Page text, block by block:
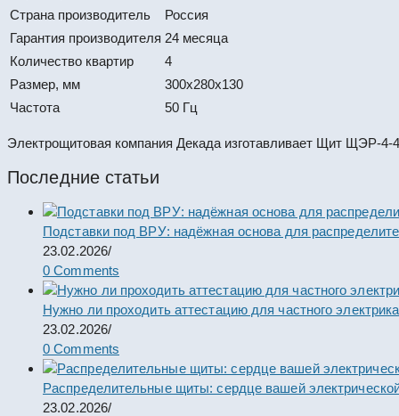
Страна производитель
Россия
Гарантия производителя 24 месяца
Количество квартир
4
Размер, мм
300x280x130
Частота
50 Гц
Электрощитовая компания Декада изготавливает Щит ЩЭР-
Последние статьи
Подставки под ВРУ: надёжная основа для
23.02.2026/
0 Comments
Нужно ли проходить аттестацию для частного
23.02.2026/
0 Comments
Распределительные щиты: сердце вашей
23.02.2026/